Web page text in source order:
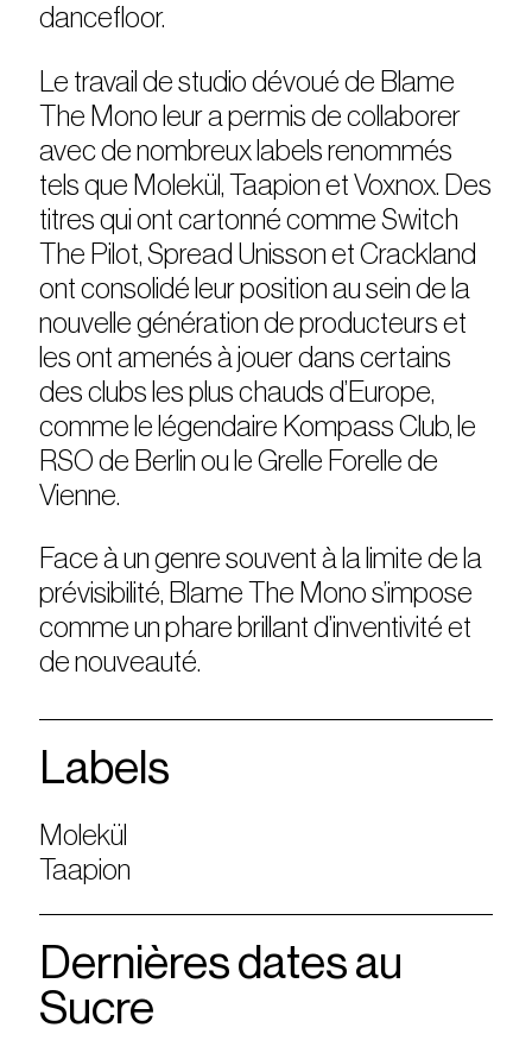
dancefloor.
Le travail de studio dévoué de Blame
The Mono leur a permis de collaborer
avec de nombreux labels renommés
tels que Molekül, Taapion et Voxnox. Des
titres qui ont cartonné comme Switch
The Pilot, Spread Unisson et Crackland
ont consolidé leur position au sein de la
nouvelle génération de producteurs et
les ont amenés à jouer dans certains
des clubs les plus chauds d’Europe,
comme le légendaire Kompass Club, le
RSO de Berlin ou le Grelle Forelle de
Vienne.
Face à un genre souvent à la limite de la
prévisibilité, Blame The Mono s’impose
comme un phare brillant d’inventivité et
de nouveauté.
Labels
Molekül
Taapion
Dernières dates au
Sucre